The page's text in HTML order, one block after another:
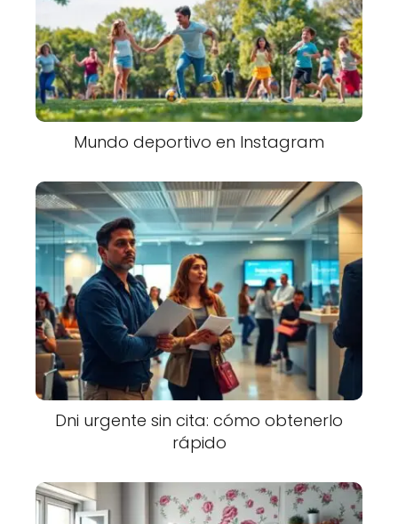
Mundo deportivo en Instagram
Dni urgente sin cita: cómo obtenerlo
rápido